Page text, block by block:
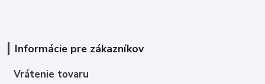
Informácie pre zákazníkov
Vrátenie tovaru